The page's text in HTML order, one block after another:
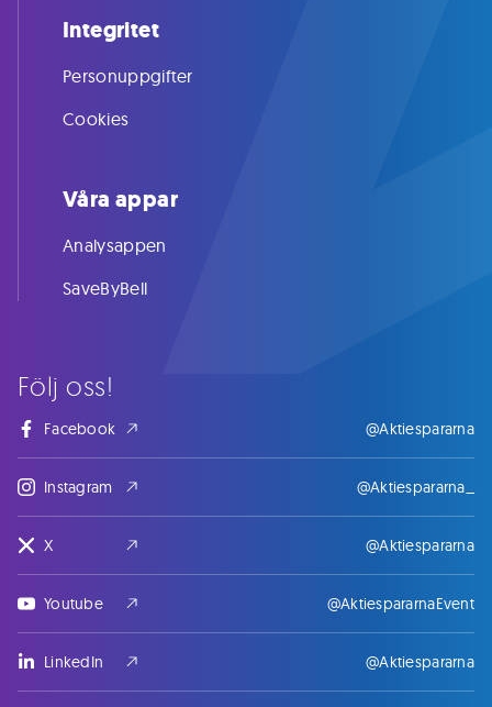
Följ oss!
Facebook @Aktiespararna
Instagram @Aktiespararna_
X @Aktiespararna
Youtube @AktiespararnaEvent
LinkedIn @Aktiespararna
Integritet
Personuppgifter
Cookies
Våra appar
Analysappen
SaveByBell